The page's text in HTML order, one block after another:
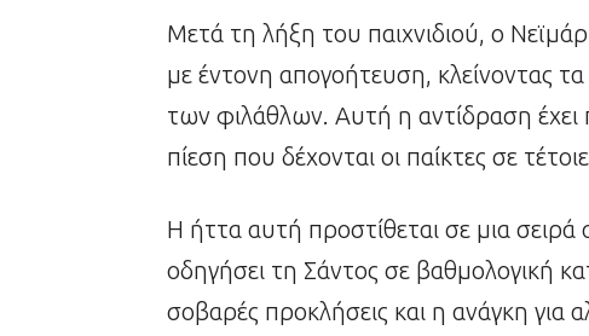
Μετά τη λήξη του παιχνιδιού, ο
με έντονη απογοήτευση, κλείνοντας τα
των φιλάθλων. Αυτή η αντίδραση έχει
πίεση που δέχονται οι παίκτες σε
Η ήττα αυτή προστίθεται σε μια
οδηγήσει τη Σάντος σε βαθμολογική
σοβαρές προκλήσεις και η ανάγκη για